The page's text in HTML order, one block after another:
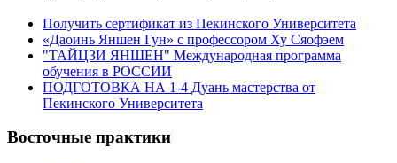
Получить сертификат из Пекинского Университета
«Даоинь Яншен Гун» с профессором Ху Сяофэем
"ТАЙЦЗИ ЯНШЕН" Международная программа
обучения в РОССИИ
ПОДГОТОВКА НА 1-4 Дуань мастерства от
Пекинского Университета
Восточные практики